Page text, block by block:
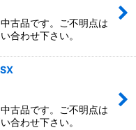
古品です。ご不明点は
合わせ下さい。
古品です。ご不明点は
合わせ下さい。